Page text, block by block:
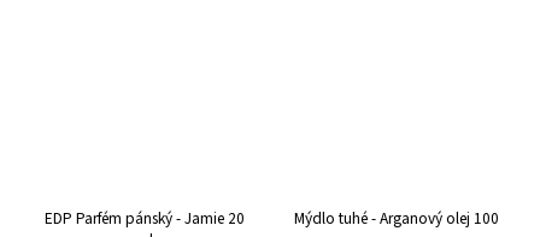
EDP Parfém pánský - Jamie 20
Mýdlo tuhé - Arganový olej 100